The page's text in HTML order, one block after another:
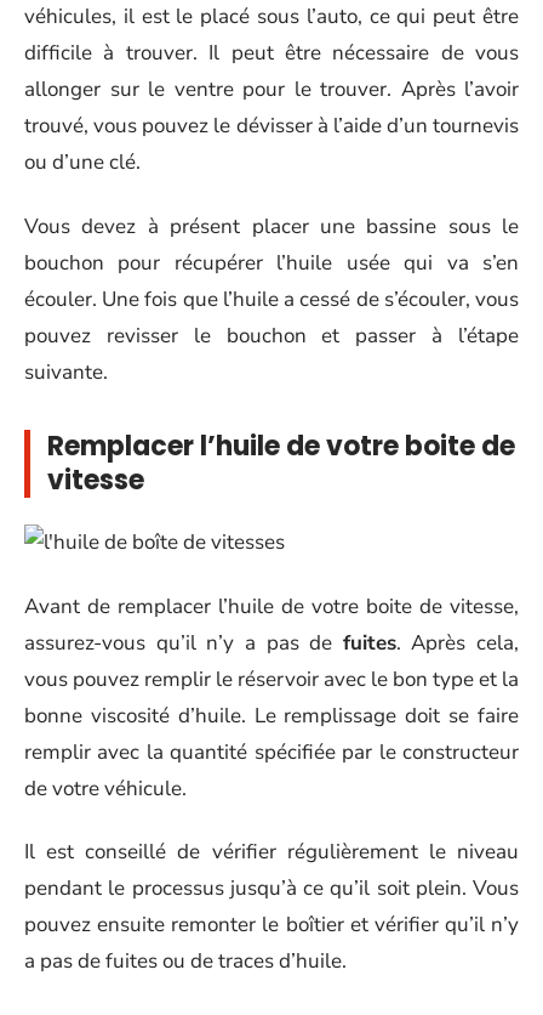
véhicules, il est le placé sous l’auto, ce qui peut être
difficile à trouver. Il peut être nécessaire de vous
allonger sur le ventre pour le trouver. Après l’avoir
trouvé, vous pouvez le dévisser à l’aide d’un tournevis
ou d’une clé.
Vous devez à présent placer une bassine sous le
bouchon pour récupérer l’huile usée qui va s’en
écouler. Une fois que l’huile a cessé de s’écouler, vous
pouvez revisser le bouchon et passer à l’étape
suivante.
Remplacer l’huile de votre boite de
vitesse
Avant de remplacer l’huile de votre boite de vitesse,
assurez-vous qu’il n’y a pas de fuites. Après cela,
vous pouvez remplir le réservoir avec le bon type et la
bonne viscosité d’huile. Le remplissage doit se faire
remplir avec la quantité spécifiée par le constructeur
de votre véhicule.
Il est conseillé de vérifier régulièrement le niveau
pendant le processus jusqu’à ce qu’il soit plein. Vous
pouvez ensuite remonter le boîtier et vérifier qu’il n’y
a pas de fuites ou de traces d’huile.